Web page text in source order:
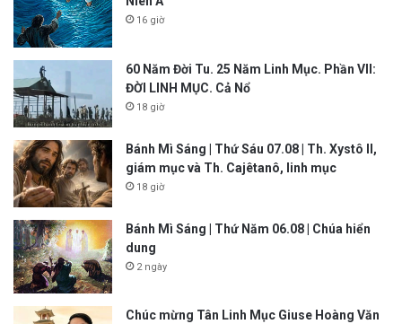
16 giờ
60 Năm Đời Tu. 25 Năm Linh Mục. Phần VII:
ĐỜI LINH MỤC. Cả Nổ
18 giờ
Bánh Mì Sáng | Thứ Sáu 07.08 | Th. Xystô II,
giám mục và Th. Cajêtanô, linh mục
18 giờ
Bánh Mì Sáng | Thứ Năm 06.08 | Chúa hiển
dung
2 ngày
Chúc mừng Tân Linh Mục Giuse Hoàng Văn